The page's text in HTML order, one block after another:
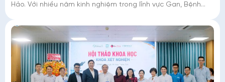
Hảo. Với nhiều năm kinh nghiệm trong lĩnh vực Gan, Bệnh